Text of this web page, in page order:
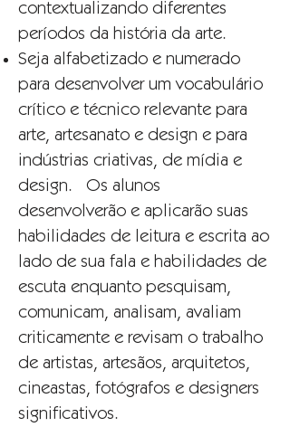
contextualizando diferentes
períodos da história da arte.
Seja alfabetizado e numerado
para desenvolver um vocabulário
crítico e técnico relevante para
arte, artesanato e design e para
indústrias criativas, de mídia e
design. Os alunos
desenvolverão e aplicarão suas
habilidades de leitura e escrita ao
lado de sua fala e habilidades de
escuta enquanto pesquisam,
comunicam, analisam, avaliam
criticamente e revisam o trabalho
de artistas, artesãos, arquitetos,
cineastas, fotógrafos e designers
significativos.